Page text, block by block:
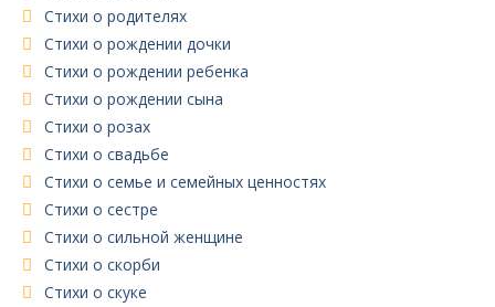
Стихи о родителях
Стихи о рождении дочки
Стихи о рождении ребенка
Стихи о рождении сына
Стихи о розах
Стихи о свадьбе
Стихи о семье и семейных ценностях
Стихи о сестре
Стихи о сильной женщине
Стихи о скорби
Стихи о скуке